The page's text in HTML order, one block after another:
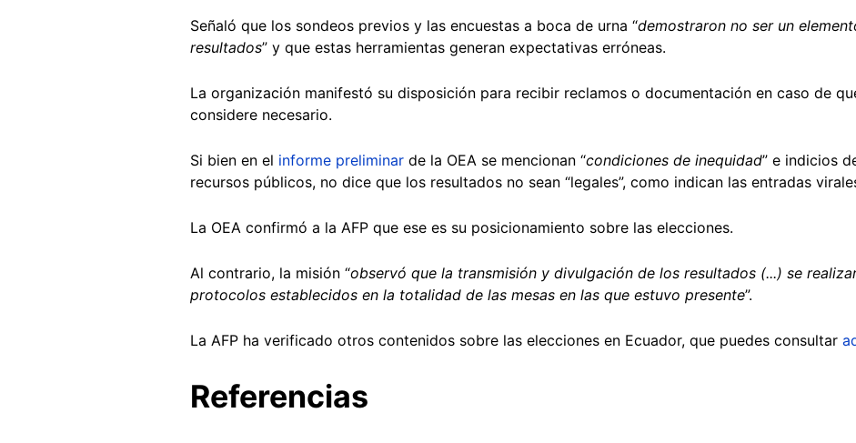
Señaló que los sondeos previos y las encuestas a boca de urna “demostraron no ser un
resultados” y que estas herramientas generan expectativas erróneas.
La organización manifestó su disposición para recibir reclamos o documentación en caso de
considere necesario.
Si bien en el informe preliminar de la OEA se mencionan “condiciones de inequidad” e indicios
recursos públicos, no dice que los resultados no sean “legales”, como indican las entradas
La OEA confirmó a la AFP que ese es su posicionamiento sobre las elecciones.
Al contrario, la misión “observó que la transmisión y divulgación de los resultados (...) se
protocolos establecidos en la totalidad de las mesas en las que estuvo presente”.
La AFP ha verificado otros contenidos sobre las elecciones en Ecuador, que puedes consultar
Referencias